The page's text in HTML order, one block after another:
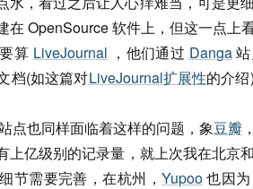
在 OpenSource 软件上，但这一点上
算 LiveJournal ，他们通过 Danga站
档(如这篇对LiveJournal扩展性的介
点也同样面临着这样的问题，象豆瓣 ，
上亿级别的记录量，就上次我在北京和
节需要完善，在杭州， Yupoo也因